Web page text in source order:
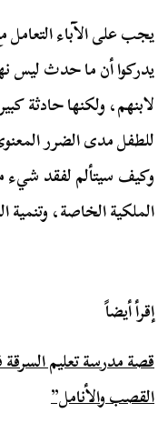
يجب على الآباء
يدركوا أن ما حدث ليس
لابنهم، ولكنها حادثة
للطفل مدى الضرر
وكيف سيتألم لفقد
الملكية الخاصة،
إقرأ أيضاً
قصة مدرسة تعليم
القصب والأنامل”